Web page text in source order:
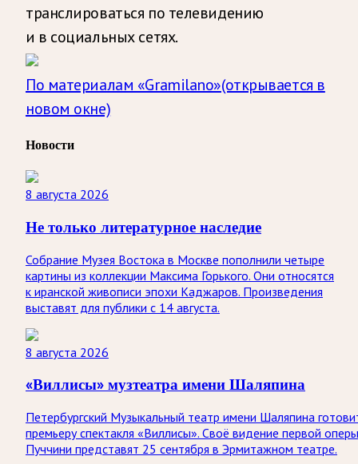
транслироваться по телевидению
и в социальных сетях.
По материалам «Gramilano»(открывается в
новом окне)
Новости
8 августа 2026
Не только литературное наследие
Собрание Музея Востока в Москве пополнили четыре
картины из коллекции Максима Горького. Они относятся
к иранской живописи эпохи Каджаров. Произведения
выставят для публики с 14 августа.
8 августа 2026
«Виллисы» музтеатра имени Шаляпина
Петербургский Музыкальный театр имени Шаляпина
премьеру спектакля «Виллисы». Своё видение первой оперы
Пуччини представят 25 сентября в Эрмитажном театре.